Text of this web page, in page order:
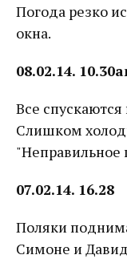
Погода резко
окна.
08.02.14.
Все спускаются
Слишком
"Неправильное
07.02.14. 16.28
Поляки
Симоне и